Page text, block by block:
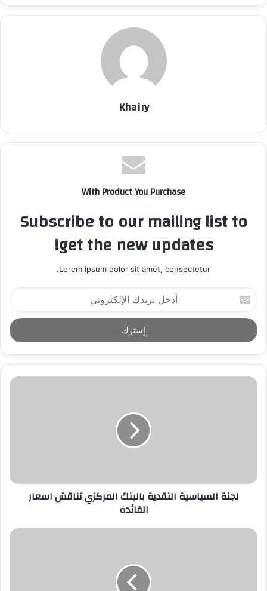
Khairy
With Product You Purchase
Subscribe to our mailing list to
get the new updates!
Lorem ipsum dolor sit amet, consectetur.
أ
د
خ
ل
ر
د
ر
لجنة السياسية النقدية بالبنك المركزي تناقش اسعار
الفائده